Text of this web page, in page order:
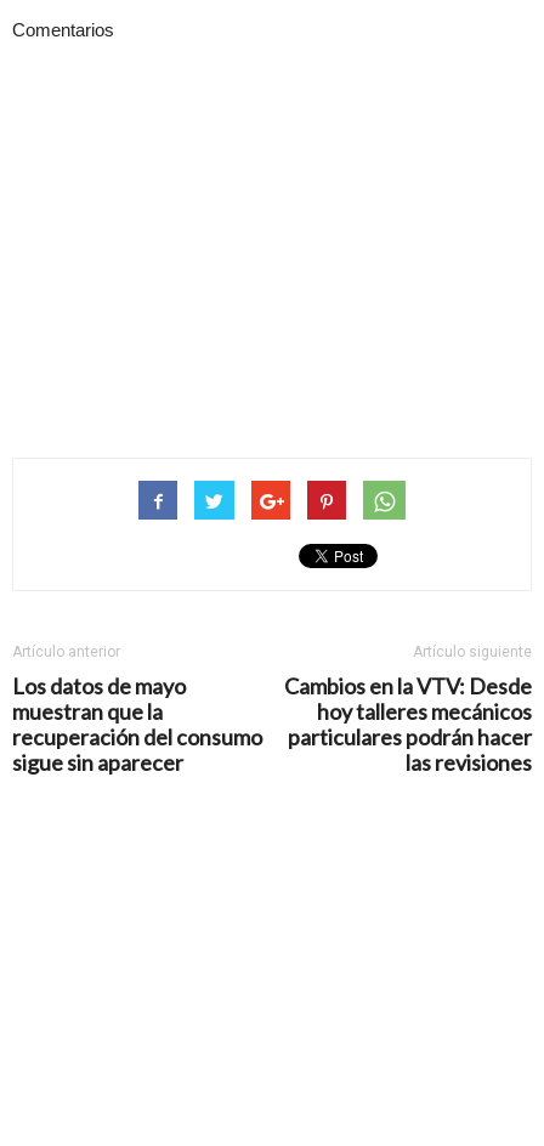
Comentarios
Artículo anterior
Los datos de mayo
muestran que la
recuperación del consumo
sigue sin aparecer
Artículo siguiente
Cambios en la VTV: Desde
hoy talleres mecánicos
particulares podrán hacer
las revisiones